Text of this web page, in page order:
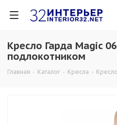
Кресло Гарда Magic
подлокотником
Главная - Каталог - Кресла -